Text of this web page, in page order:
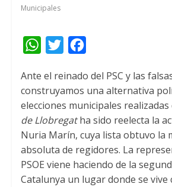
Municipales
W
a
t
s
A
p
p
i
t
t
e
r
c
e
b
o
o
k
Ante el reinado del PSC y las
construyamos una alternativa
elecciones municipales realizadas
de Llobregat ha sido reelecta la
Nuria Marín, cuya lista obtuvo la
absoluta de regidores. La
PSOE viene haciendo de la
Catalunya un lugar donde se vive